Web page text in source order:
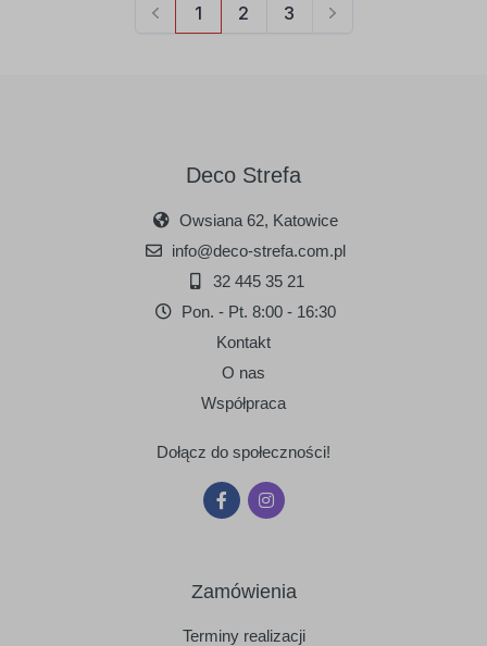
Deco Strefa
Owsiana 62, Katowice
info@deco-strefa.com.pl
32 445 35 21
Pon. - Pt. 8:00 - 16:30
Kontakt
O nas
Współpraca
Dołącz do społeczności!
Zamówienia
Terminy realizacji